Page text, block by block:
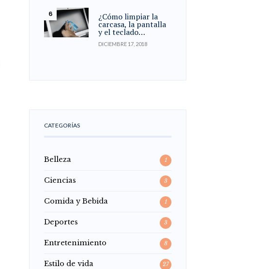
¿Cómo limpiar la
carcasa, la pantalla
y el teclado…
DICIEMBRE 17, 2018
CATEGORÍAS
Belleza 1
Ciencias 3
Comida y Bebida 1
Deportes 3
Entretenimiento 8
Estilo de vida 27